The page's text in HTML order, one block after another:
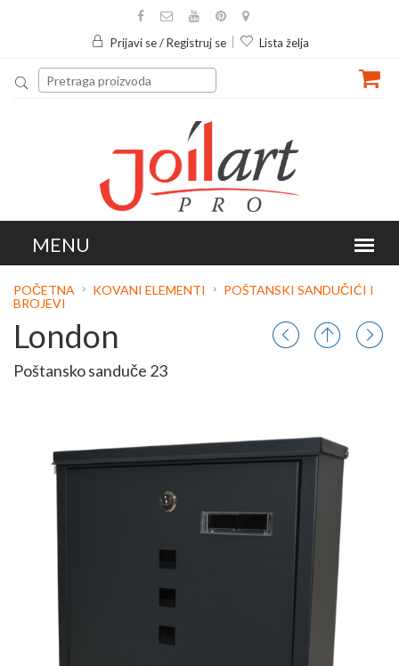
Prijavi se / Registruj se Lista želja
POČETNA KOVANI ELEMENTI
POŠTANSKI SANDUČIĆI I
BROJEVI
London
Poštansko sanduče 23